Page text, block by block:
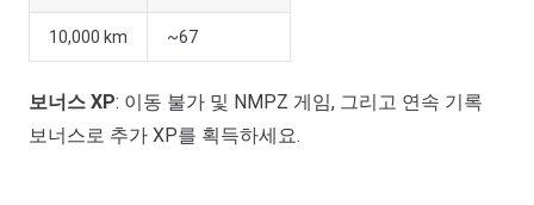
10,000 km ~67
보너스 XP: 이동 불가 및 NMPZ 게임, 그리고 연속 기록
보너스로 추가 XP를 획득하세요.